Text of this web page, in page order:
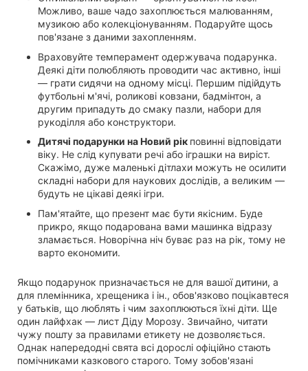
Можливо, ваше чадо захоплюється малюванням,
музикою або колекціонуванням. Подаруйте щось
пов'язане з даними захопленням.
Враховуйте темперамент одержувача подарунка.
Деякі діти полюбляють проводити час активно, інші
— грати сидячи на одному місці. Першим підійдуть
футбольні м'ячі, роликові ковзани, бадмінтон, а
другим припадуть до смаку пазли, набори для
рукоділля або конструктори.
Дитячі подарунки на Новий рік повинні відповідати
віку. Не слід купувати речі або іграшки на виріст.
Скажімо, дуже маленькі дітлахи можуть не осилити
складні набори для наукових дослідів, а великим —
будуть не цікаві деякі ігри.
Пам'ятайте, що презент має бути якісним. Буде
прикро, якщо подарована вами машинка відразу
зламається. Новорічна ніч буває раз на рік, тому не
варто економити.
Якщо подарунок призначається не для вашої дитини, а
для племінника, хрещеника і ін., обов'язково поцікавтеся
у батьків, що люблять і чим захоплюються їхні діти. Ще
один лайфхак — лист Діду Морозу. Звичайно, читати
чужу пошту за правилами етикету не дозволяється.
Однак напередодні свята всі дорослі офіційно стають
помічниками казкового старого. Тому зобов'язані